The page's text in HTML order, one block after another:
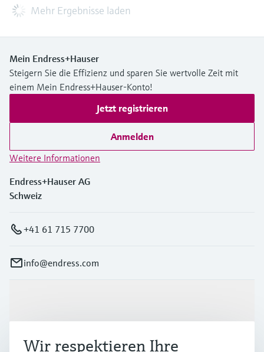
Mehr Ergebnisse laden
Mein Endress+Hauser
Steigern Sie die Effizienz und sparen Sie wertvolle Zeit mit
einem Mein Endress+Hauser-Konto!
Jetzt registrieren
Anmelden
Weitere Informationen
Endress+Hauser AG
Schweiz
+41 61 715 7700
info@endress.com
Branchen
Wir respektieren Ihre